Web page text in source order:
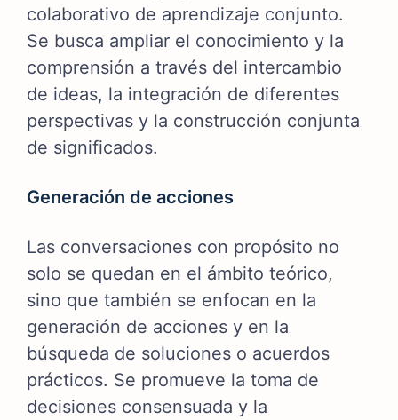
colaborativo de aprendizaje conjunto.
Se busca ampliar el conocimiento y la
comprensión a través del intercambio
de ideas, la integración de diferentes
perspectivas y la construcción conjunta
de significados.
Generación de acciones
Las conversaciones con propósito no
solo se quedan en el ámbito teórico,
sino que también se enfocan en la
generación de acciones y en la
búsqueda de soluciones o acuerdos
prácticos. Se promueve la toma de
decisiones consensuada y la